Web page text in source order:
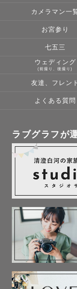
を笑顔にできるよ
心を込めて撮影
写真を通して何気
を残すお手伝い
カメラマン一
お宮参り
七五三
ウェディング
(前撮り、後撮り)
友達、フレン
よくある質問
ラブグラフが